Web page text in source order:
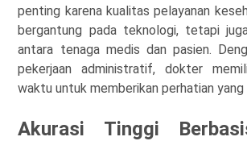
penting karena kualitas pelayanan
bergantung pada teknologi, tetapi
antara tenaga medis dan pasien.
pekerjaan administratif, dokter
waktu untuk memberikan perhatian yang
Akurasi Tinggi